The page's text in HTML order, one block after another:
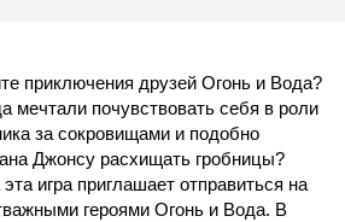
приключения друзей Огонь и Вода?
мечтали почувствовать себя в роли
за сокровищами и подобно
Джонсу расхищать гробницы?
эта игра приглашает отправиться на
героями Огонь и Вода. В